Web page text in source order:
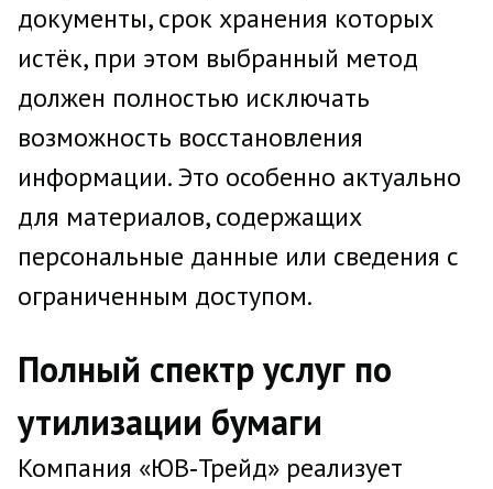
документы, срок хранения которых
истёк, при этом выбранный метод
должен полностью исключать
возможность восстановления
информации. Это особенно актуально
для материалов, содержащих
персональные данные или сведения с
ограниченным доступом.
Полный спектр услуг по
утилизации бумаги
Компания «ЮВ‑Трейд» реализует